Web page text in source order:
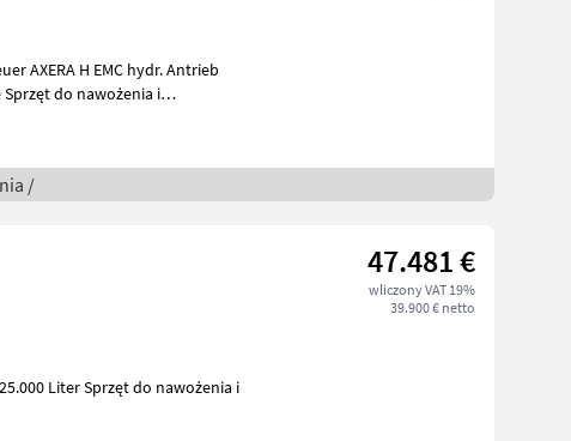
/
47.481 €
wliczony VAT 19%
39.900 € netto
do nawożenia i